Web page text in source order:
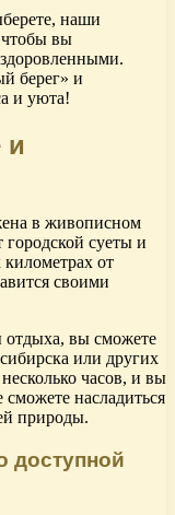
наши
чтобы вы
берег» и
и уюта!
и
в живописном
городской суеты и
от
своими
отдыха, вы сможете
или других
часов, и вы
насладиться
природы.
доступной